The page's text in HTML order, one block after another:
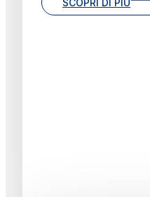
SCOPRI DI PIÙ